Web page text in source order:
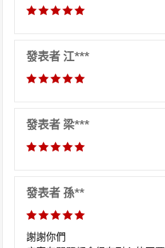
發表者 江***
發表者 梁***
發表者 孫**
謝謝你們